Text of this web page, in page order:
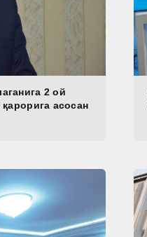
2 ой
асосан